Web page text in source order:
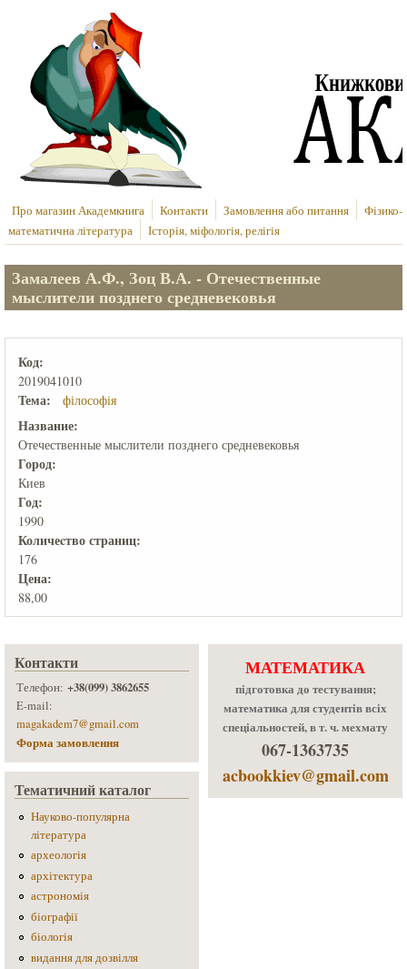
Перейти до основного вмісту
Про магазин Академкнига Контакти Замовлення або питання
Фізико-
математична література
Історія, міфологія, релігія
Замалеев А.Ф., Зоц В.А. - Отечественные
мыслители позднего средневековья
Код:
2019041010
Тема: філософія
Название:
Отечественные мыслители позднего средневековья
Город:
Киев
Год:
1990
Количеcтво страниц:
176
Цена:
88,00
Контакти
Телефон: +38(099) 3862655
E-mail:
magakadem7@gmail.com
Форма замовлення
Тематичний каталог
Науково-популярна
література
археологія
архітектура
астрономія
біографії
біологія
видання для дозвілля
МАТЕМАТИКА
підготовка до тестування;
математика для студентів всіх
спеціальностей, в т. ч. мехмату
067-1363735
acbookkiev@gmail.com